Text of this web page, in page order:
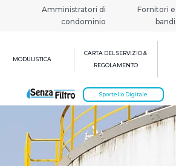
Amministratori di
condominio
Fornitori e
bandi
MODULISTICA
CARTA DEL SERVIZIO &
REGOLAMENTO
Sportello Digitale